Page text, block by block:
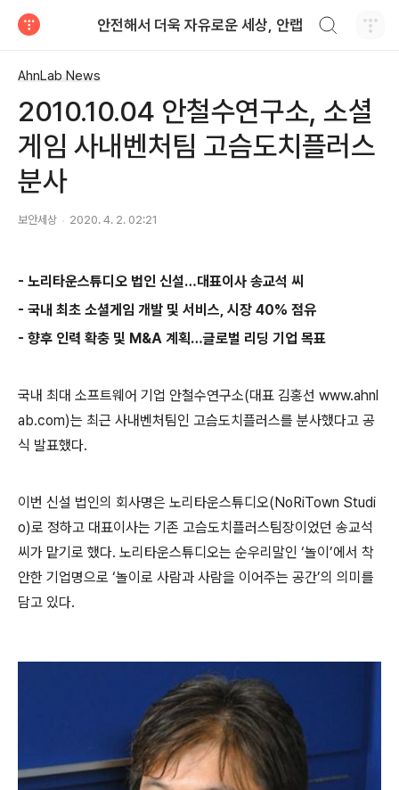
안전해서 더욱 자유로운 세상, 안랩
AhnLab News
2010.10.04 안철수연구소, 소셜
게임 사내벤처팀 고슴도치플러스
분사
보안세상 2020. 4. 2. 02:21
- 노리타운스튜디오 법인 신설…대표이사 송교석 씨
- 국내 최초 소셜게임 개발 및 서비스, 시장 40% 점유
- 향후 인력 확충 및 M&A 계획…글로벌 리딩 기업 목표
국내 최대 소프트웨어 기업 안철수연구소(대표 김홍선 www.ahnl
ab.com)는 최근 사내벤처팀인 고슴도치플러스를 분사했다고 공
식 발표했다.
이번 신설 법인의 회사명은 노리타운스튜디오(NoRiTown Studi
o)로 정하고 대표이사는 기존 고슴도치플러스팀장이었던 송교석
씨가 맡기로 했다. 노리타운스튜디오는 순우리말인 ‘놀이 ’에서 착
안한 기업명으로 ‘놀이로 사람과 사람을 이어주는 공간’의 의미를
담고 있다.